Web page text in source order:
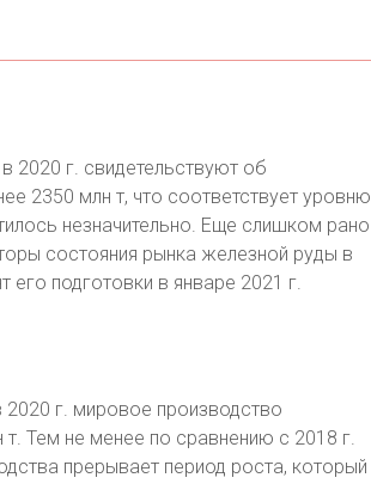
2020 г. свидетельствуют об
2350 млн т, что соответствует уровню
незначительно. Еще слишком рано
состояния рынка железной руды в
подготовки в январе 2021 г.
2020 г. мировое производство
Тем не менее по сравнению с 2018 г.
прерывает период роста, который